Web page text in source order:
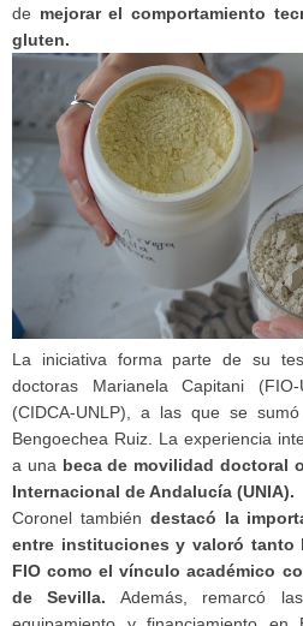
de mejorar el comportamiento
gluten.
La iniciativa forma parte de su
doctoras Marianela Capitani
(CIDCA-UNLP), a las que se
Bengoechea Ruiz. La experiencia
a una beca de movilidad doctoral
Internacional de Andalucía (UNIA).
Coronel también destacó la
entre instituciones y valoró tanto
FIO como el vínculo académico
de Sevilla.Además, remarcó